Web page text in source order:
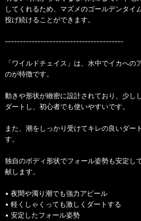
してくれるため、マズメのゴールデンタイ
投げ続けることができます。
----------------------------------------
「ワイルドチェイス」は、水中でイカへの
のが特徴です。
動きや形状が緻密に設計されており、少し
ダートし、初心者でも使いやすいです。
また、潮をしっかり受けてキレの良いダー
す。
独自のボディ形状でフォール姿勢も安定し
献します。
• 夜間や濁り潮でも強力アピール
• 軽くしゃくっても激しくダートする
• 安定したフォール姿勢